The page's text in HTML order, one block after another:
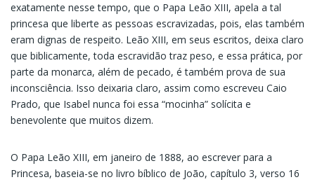
exatamente nesse tempo, que o Papa Leão XIII, apela a tal
princesa que liberte as pessoas escravizadas, pois, elas também
eram dignas de respeito. Leão XIII, em seus escritos, deixa claro
que biblicamente, toda escravidão traz peso, e essa prática, por
parte da monarca, além de pecado, é também prova de sua
inconsciência. Isso deixaria claro, assim como escreveu Caio
Prado, que Isabel nunca foi essa “mocinha” solícita e
benevolente que muitos dizem.
O Papa Leão XIII, em janeiro de 1888, ao escrever para a
Princesa, baseia-se no livro bíblico de João, capítulo 3, verso 16